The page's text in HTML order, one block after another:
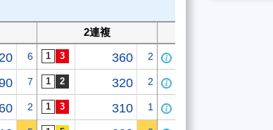
2連複
6 360 2
7 320 2
2 310 1